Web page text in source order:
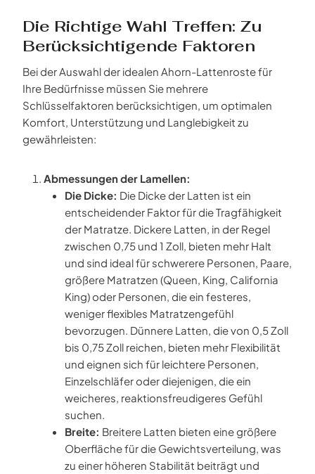
Die Richtige Wahl Treffen: Zu
Berücksichtigende Faktoren
Bei der Auswahl der idealen Ahorn-Lattenroste für
Ihre Bedürfnisse müssen Sie mehrere
Schlüsselfaktoren berücksichtigen, um optimalen
Komfort, Unterstützung und Langlebigkeit zu
gewährleisten:
Abmessungen der Lamellen:
Die Dicke: Die Dicke der Latten ist ein
entscheidender Faktor für die Tragfähigkeit
der Matratze. Dickere Latten, in der Regel
zwischen 0,75 und 1 Zoll, bieten mehr Halt
und sind ideal für schwerere Personen, Paare,
größere Matratzen (Queen, King, California
King) oder Personen, die ein festeres,
weniger flexibles Matratzengefühl
bevorzugen. Dünnere Latten, die von 0,5 Zoll
bis 0,75 Zoll reichen, bieten mehr Flexibilität
und eignen sich für leichtere Personen,
Einzelschläfer oder diejenigen, die ein
weicheres, reaktionsfreudigeres Gefühl
suchen.
Breite: Breitere Latten bieten eine größere
Oberfläche für die Gewichtsverteilung, was
zu einer höheren Stabilität beiträgt und